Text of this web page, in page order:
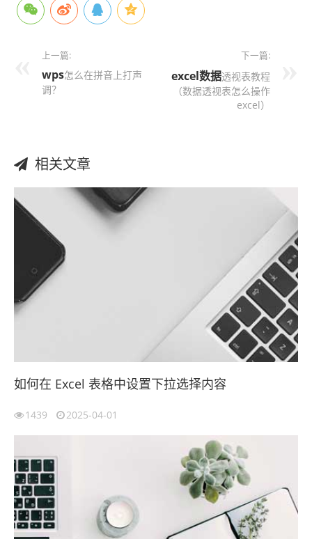
上一篇:
wps怎么在拼音上打声
调？
下一篇:
excel数据透视表教程
（数据透视表怎么操作
excel）
相关文章
如何在 Excel 表格中设置下拉选择内容
1439 2025-04-01